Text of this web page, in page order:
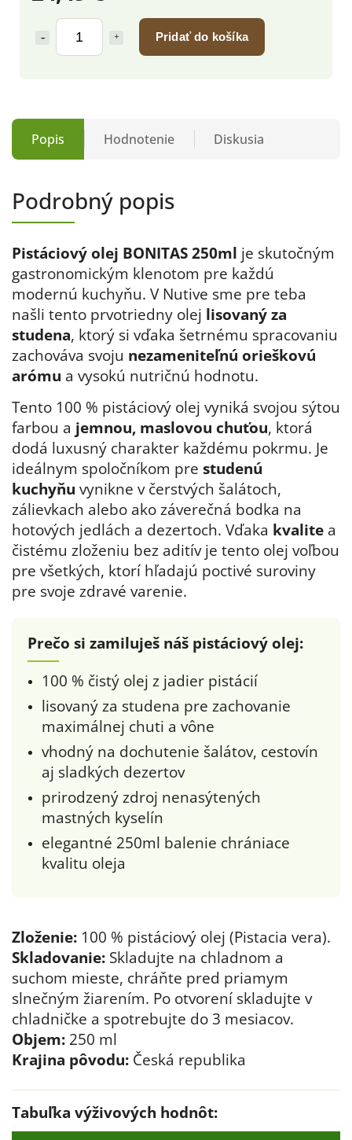
Pridať do košíka
Popis Hodnotenie Diskusia
Podrobný popis
Pistáciový olej BONITAS 250ml je skutočným
gastronomickým klenotom pre každú
modernú kuchyňu. V Nutive sme pre teba
našli tento prvotriedny olej lisovaný za
studena, ktorý si vďaka šetrnému spracovaniu
zachováva svoju nezameniteľnú orieškovú
arómu a vysokú nutričnú hodnotu.
Tento 100 % pistáciový olej vyniká svojou sýtou
farbou a jemnou, maslovou chuťou, ktorá
dodá luxusný charakter každému pokrmu. Je
ideálnym spoločníkom pre studenú
kuchyňu vynikne v čerstvých šalátoch,
zálievkach alebo ako záverečná bodka na
hotových jedlách a dezertoch. Vďaka kvalite a
čistému zloženiu bez aditív je tento olej voľbou
pre všetkých, ktorí hľadajú poctivé suroviny
pre svoje zdravé varenie.
Prečo si zamiluješ náš pistáciový olej:
100 % čistý olej z jadier pistácií
lisovaný za studena pre zachovanie
maximálnej chuti a vône
vhodný na dochutenie šalátov, cestovín
aj sladkých dezertov
prirodzený zdroj nenasýtených
mastných kyselín
elegantné 250ml balenie chrániace
kvalitu oleja
Zloženie: 100 % pistáciový olej (Pistacia vera).
Skladovanie: Skladujte na chladnom a
suchom mieste, chráňte pred priamym
slnečným žiarením. Po otvorení skladujte v
chladničke a spotrebujte do 3 mesiacov.
Objem: 250 ml
Krajina pôvodu: Česká republika
Tabuľka výživových hodnôt: